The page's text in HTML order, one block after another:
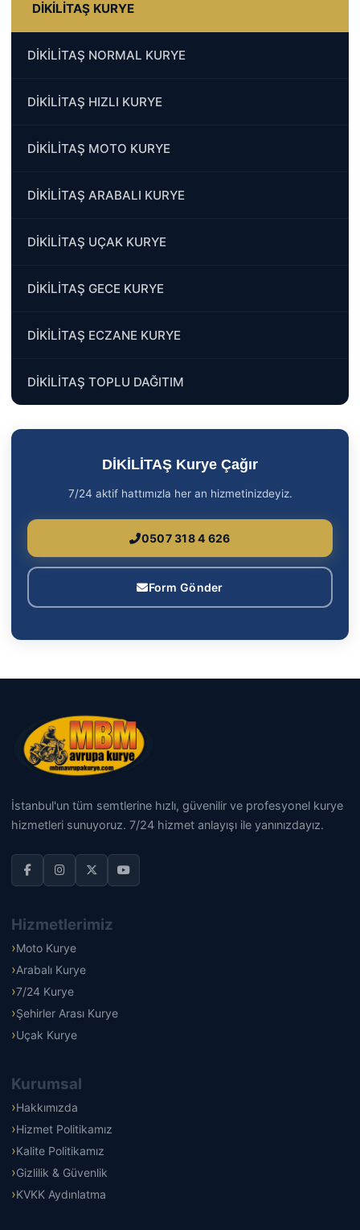
DİKİLİTAŞ KURYE
DİKİLİTAŞ NORMAL KURYE
DİKİLİTAŞ HIZLI KURYE
DİKİLİTAŞ MOTO KURYE
DİKİLİTAŞ ARABALI KURYE
DİKİLİTAŞ UÇAK KURYE
DİKİLİTAŞ GECE KURYE
DİKİLİTAŞ ECZANE KURYE
DİKİLİTAŞ TOPLU DAĞITIM
DİKİLİTAŞ Kurye Çağır
7/24 aktif hattımızla her an hizmetinizdeyiz.
0507 318 4 626
Form Gönder
İstanbul'un tüm semtlerine hızlı, güvenilir ve profesyonel kurye
hizmetleri sunuyoruz. 7/24 hizmet anlayışı ile yanınızdayız.
Hizmetlerimiz
Moto Kurye
Arabalı Kurye
7/24 Kurye
Şehirler Arası Kurye
Uçak Kurye
Kurumsal
Hakkımızda
Hizmet Politikamız
Kalite Politikamız
Gizlilik & Güvenlik
KVKK Aydınlatma